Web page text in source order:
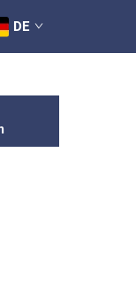
DE